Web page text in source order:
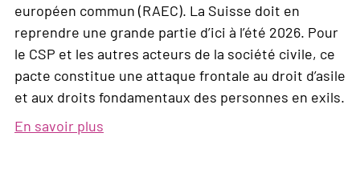
européen commun (RAEC). La Suisse doit en
reprendre une grande partie d’ici à l’été 2026. Pour
le CSP et les autres acteurs de la société civile, ce
pacte constitue une attaque frontale au droit d’asile
et aux droits fondamentaux des personnes en exils.
En savoir plus